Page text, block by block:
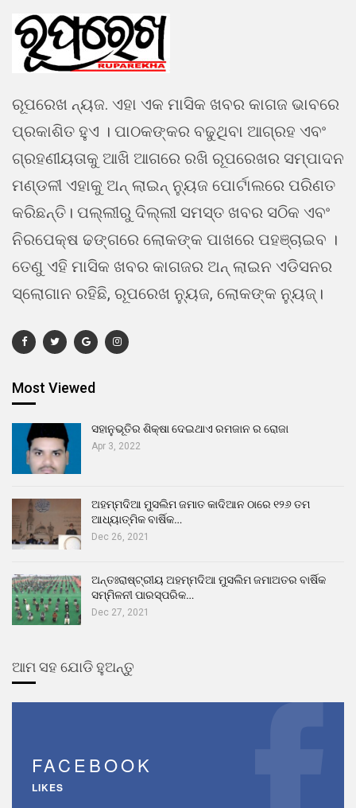
ରୂପରେଖ ନ୍ୟଜ. ଏହା ଏକ ମାସିକ ଖବର କାଗଜ ଭାବରେ
ପ୍ରକାଶିତ ହୁଏ । ପାଠକଙ୍କର ବଢୁଥିବା ଆଗ୍ରହ ଏବଂ
ଗ୍ରହଣୀୟତାକୁ ଆଖି ଆଗରେ ରଖି ରୂପରେଖର ସମ୍ପାଦନ
ମଣ୍ଡଳୀ ଏହାକୁ ଅନ୍ ଲାଇନ୍ ନ୍ୟୁଜ ପୋର୍ଟାଲରେ ପରିଣତ
କରିଛନ୍ତି। ପଲ୍ଲୀରୁ ଦିଲ୍ଲୀ ସମସ୍ତ ଖବର ସଠିକ ଏବଂ
ନିରପେକ୍ଷ ଢଙ୍ଗରେ ଲୋକଙ୍କ ପାଖରେ ପହଞ୍ଚାଇବ ।
ତେଣୁ ଏହି ମାସିକ ଖବର କାଗଜର ଅନ୍ ଲାଇନ ଏଡିସନର
ସ୍ଲୋଗାନ ରହିଛି, ରୂପରେଖ ନ୍ୟୁଜ, ଲୋକଙ୍କ ନ୍ୟୁଜ୍।
Most Viewed
ସହାନୁଭୂତିର ଶିକ୍ଷା ଦେଇଥାଏ ରମଜାନ ର ରୋଜା
Apr 3, 2022
ଅହମ୍ମଦିଆ ମୁସଲିମ ଜମାତ କାଦିଆନ ଠାରେ ୧୨୬ ତମ
ଆଧ୍ୟାତ୍ମିକ ବାର୍ଷିକ…
Dec 26, 2021
ଅନ୍ତଃରାଷ୍ଟ୍ରୀୟ ଅହମ୍ମଦିଆ ମୁସଲିମ ଜମାଅତର ବାର୍ଷିକ
ସମ୍ମିଳନୀ ପାରସ୍ପରିକ…
Dec 27, 2021
ଆମ ସହ ଯୋଡି ହୁଅନ୍ତୁ
FACEBOOK
LIKES